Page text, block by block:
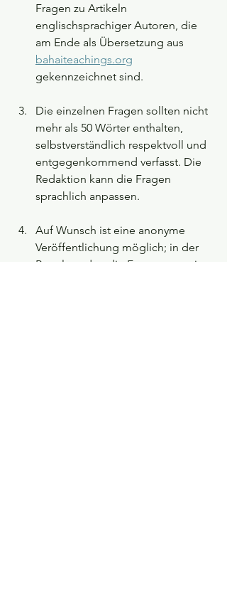
Fragen zu Artikeln
englischsprachiger Autoren, die
am Ende als Übersetzung aus
bahaiteachings.org
gekennzeichnet sind.
Die einzelnen Fragen sollten nicht
mehr als 50 Wörter enthalten,
selbstverständlich respektvoll und
entgegenkommend verfasst. Die
Redaktion kann die Fragen
sprachlich anpassen.
Auf Wunsch ist eine anonyme
Veröffentlichung möglich; in der
Regel werden die Fragen nur mit